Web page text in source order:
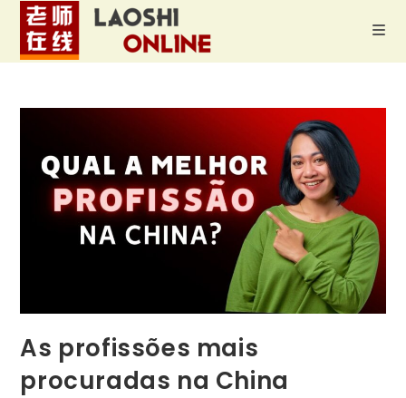
As profissões mais
procuradas na China